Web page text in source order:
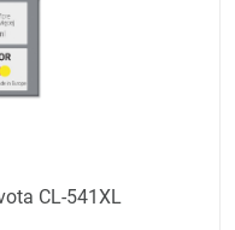
CL-541XL